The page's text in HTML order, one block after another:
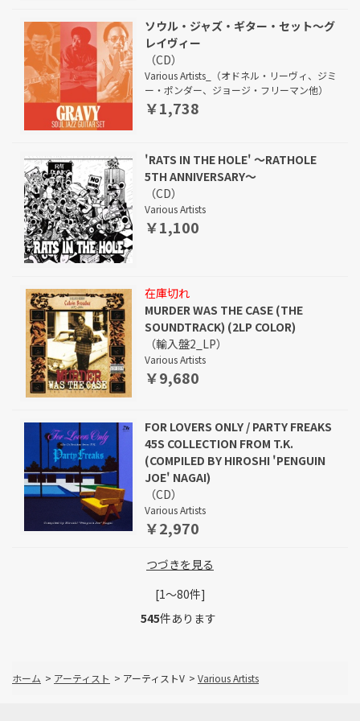
ソウル・ジャズ・ギター・セット～グ
レイヴィー
（CD）
Various Artists_（オドネル・リーヴィ、ジミ
ー・ポンダー、ジョージ・フリーマン他）
￥1,738
'RATS IN THE HOLE' ～RATHOLE
5TH ANNIVERSARY～
（CD）
Various Artists
￥1,100
在庫切れ
MURDER WAS THE CASE (THE
SOUNDTRACK) (2LP COLOR)
（輸入盤2_LP）
Various Artists
￥9,680
FOR LOVERS ONLY / PARTY FREAKS
45S COLLECTION FROM T.K.
(COMPILED BY HIROSHI 'PENGUIN
JOE' NAGAI)
（CD）
Various Artists
￥2,970
つづきを見る
[1～80件]
545件あります
ホーム > アーティスト > アーティストV > Various Artists